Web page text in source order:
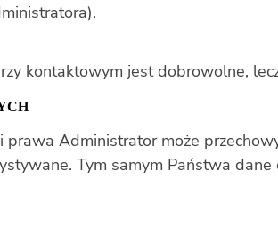
kontaktowym jest dobrowolne,
Administrator może
Tym samym Państwa